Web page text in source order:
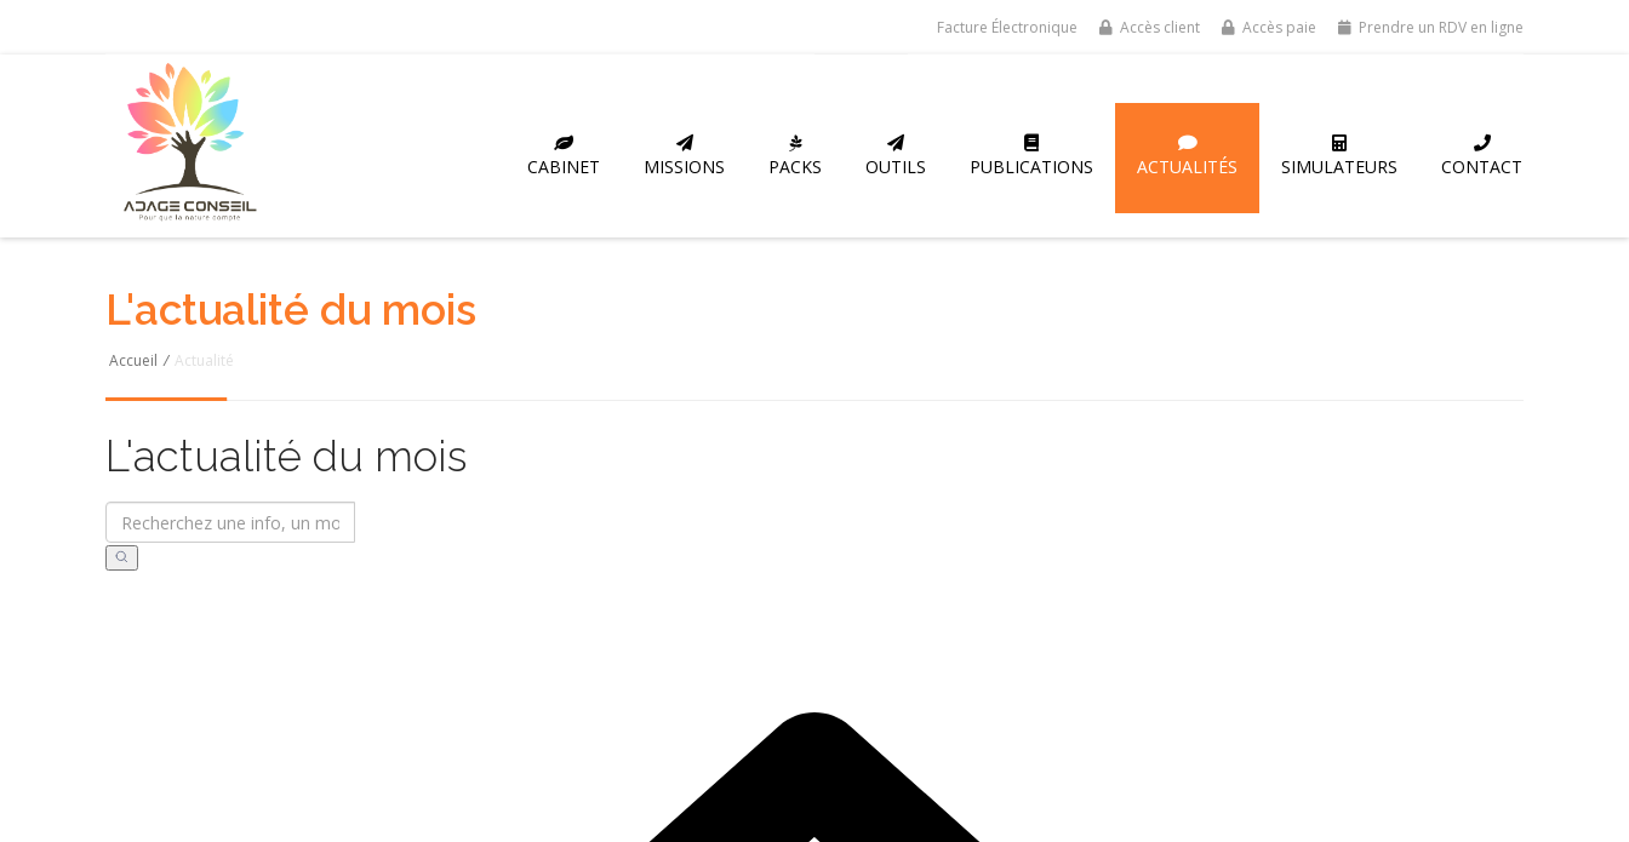
Facture Électronique Accès client Accès paie Prendre un RDV en ligne
CABINET MISSIONS PACKS OUTILS PUBLICATIONS ACTUALITÉS SIMULATEURS CONTACT
L'actualité du mois
Accueil / Actualité
L'actualité du mois